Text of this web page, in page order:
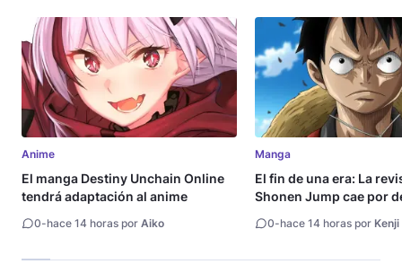
Anime
El manga Destiny Unchain Online
tendrá adaptación al anime
0-hace 14 horas por Aiko
Manga
El fin de una era: La
Shonen Jump cae por
millón de copias
0-hace 14 horas por Kenji